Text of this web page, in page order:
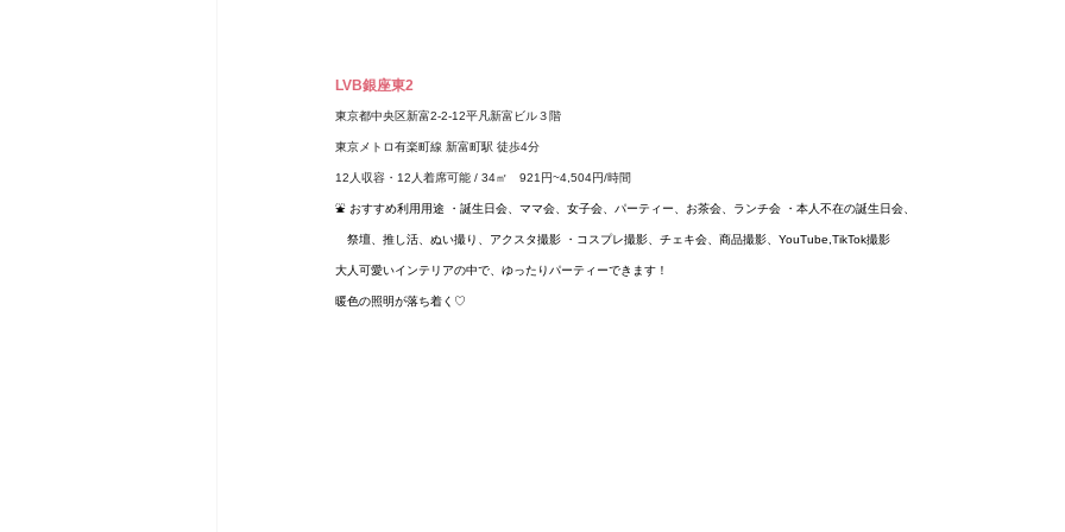
LVB銀座東2
東京都中央区新富2-2-12平凡新富ビル３階
東京メトロ有楽町線 新富町駅 徒歩4分
12人収容・12人着席可能 / 34㎡ 921円~4,504円/時間
⛲️ おすすめ利用用途 ・誕生日会、ママ会、女子会、パーティー、お茶会、ランチ会 ・本人不在の誕生日会、
祭壇、推し活、ぬい撮り、アクスタ撮影 ・コスプレ撮影、チェキ会、商品撮影、YouTube,TikTok撮影
大人可愛いインテリアの中で、ゆったりパーティーできます！
暖色の照明が落ち着く♡